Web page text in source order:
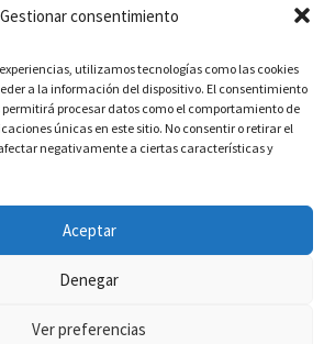
Gestionar consentimiento
utilizamos tecnologías como las cookies
a la información del dispositivo. El consentimiento
permitirá procesar datos como el comportamiento de
únicas en este sitio. No consentir o retirar el
negativamente a ciertas características y
Aceptar
Denegar
Ver preferencias
– Todos los derechos reservados